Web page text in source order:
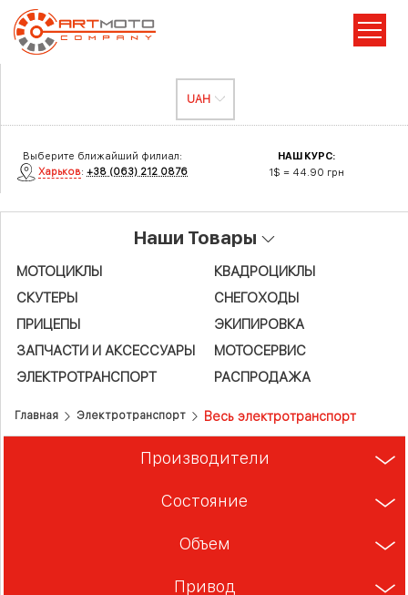
Выберите ближайший филиал:
Харьков:+38 (063) 212 0876
НАШ КУРС:
1$ = 44.90 грн
Наши Товары
МОТОЦИКЛЫ
КВАДРОЦИКЛЫ
СКУТЕРЫ
СНЕГОХОДЫ
ПРИЦЕПЫ
ЭКИПИРОВКА
ЗАПЧАСТИ И АКСЕСCУАРЫ
МОТОСЕРВИС
ЭЛЕКТРОТРАНСПОРТ
РАСПРОДАЖА
Главная Электротранспорт Весь электротранспорт
Производители
Состояние
Объем
Привод